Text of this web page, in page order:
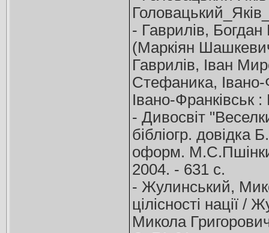
- Гаврилів, Богдан
(Маркіян
Гаврилів, Іван
Стефаника, Івано-
Івано-
- Дивосвіт
бібліогр. довідка
оформ.
2004. - 631 с.
- Жулинський,
цілісності нації
Микола